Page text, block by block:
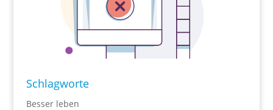
Schlagworte
Besser leben